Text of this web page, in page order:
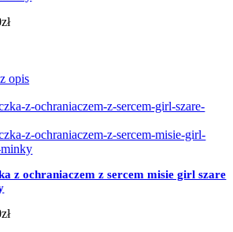
złZakres
do
opis
z ochraniaczem z sercem misie girl szare
złZakres